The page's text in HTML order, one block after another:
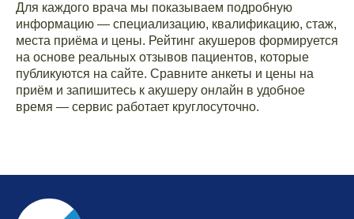
Для каждого врача мы показываем подробную
информацию — специализацию, квалификацию, стаж,
места приёма и цены. Рейтинг акушеров формируется
на основе реальных отзывов пациентов, которые
публикуются на сайте. Сравните анкеты и цены на
приём и запишитесь к акушеру онлайн в удобное
время — сервис работает круглосуточно.